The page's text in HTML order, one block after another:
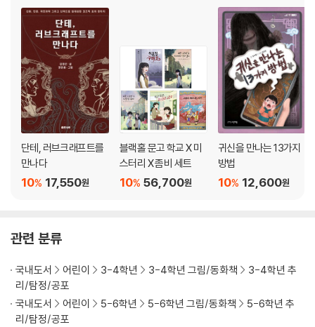
단테, 러브크래프트를
만나다
17,550원
10%
블랙홀 문고 학교 X 미
스터리 X 좀비 세트
56,700원
10%
귀신을 만나는 13가지
방법
12,600원
10%
관련 분류
국내도서 어린이 3-4학년 3-4학년 그림/동화책
3-4학년 추
리/탐정/공포
국내도서
어린이 5-6학년 5-6학년 그림/동화책
5-6학년 추
리/탐정/공포